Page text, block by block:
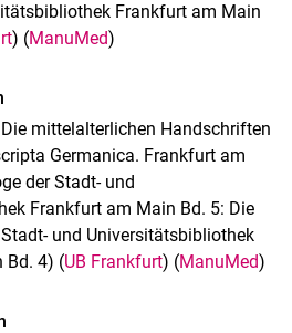
Frankfurt am Main
) (ManuMed)
mittelalterlichen Handschriften
Germanica. Frankfurt am
der Stadt- und
Frankfurt am Main Bd. 5: Die
und Universitätsbibliothek
Bd. 4) (UB Frankfurt) (ManuMed)